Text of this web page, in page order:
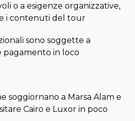
o a esigenze organizzative,
i contenuti del tour
sono soggette a
pagamento in loco
soggiornano a Marsa Alam e
Cairo e Luxor in poco